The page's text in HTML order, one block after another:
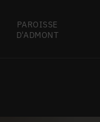
PAROISSE
D'ADMONT